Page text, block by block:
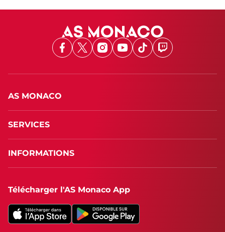
Facebook
X Instagram
Youtube
TikTokTwitch
AS MONACO
SERVICES
INFORMATIONS
Télécharger l'AS Monaco App